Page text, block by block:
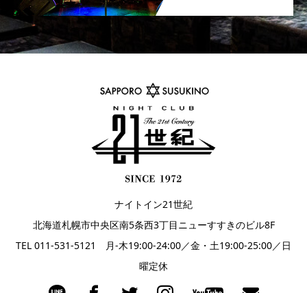
ナイトイン21世紀
北海道札幌市中央区南5条西3丁目ニューすすきのビル8F
TEL 011-531-5121 月-木19:00-24:00／金・土19:00-25:00／日
曜定休